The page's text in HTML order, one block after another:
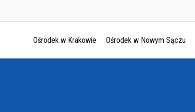
Ośrodek w Krakowie Ośrodek w Nowym Sączu
Ośrodek w Krakowie